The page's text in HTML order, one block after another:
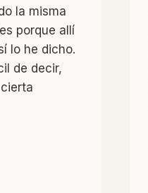
la misma
porque allí
lo he dicho.
de decir,